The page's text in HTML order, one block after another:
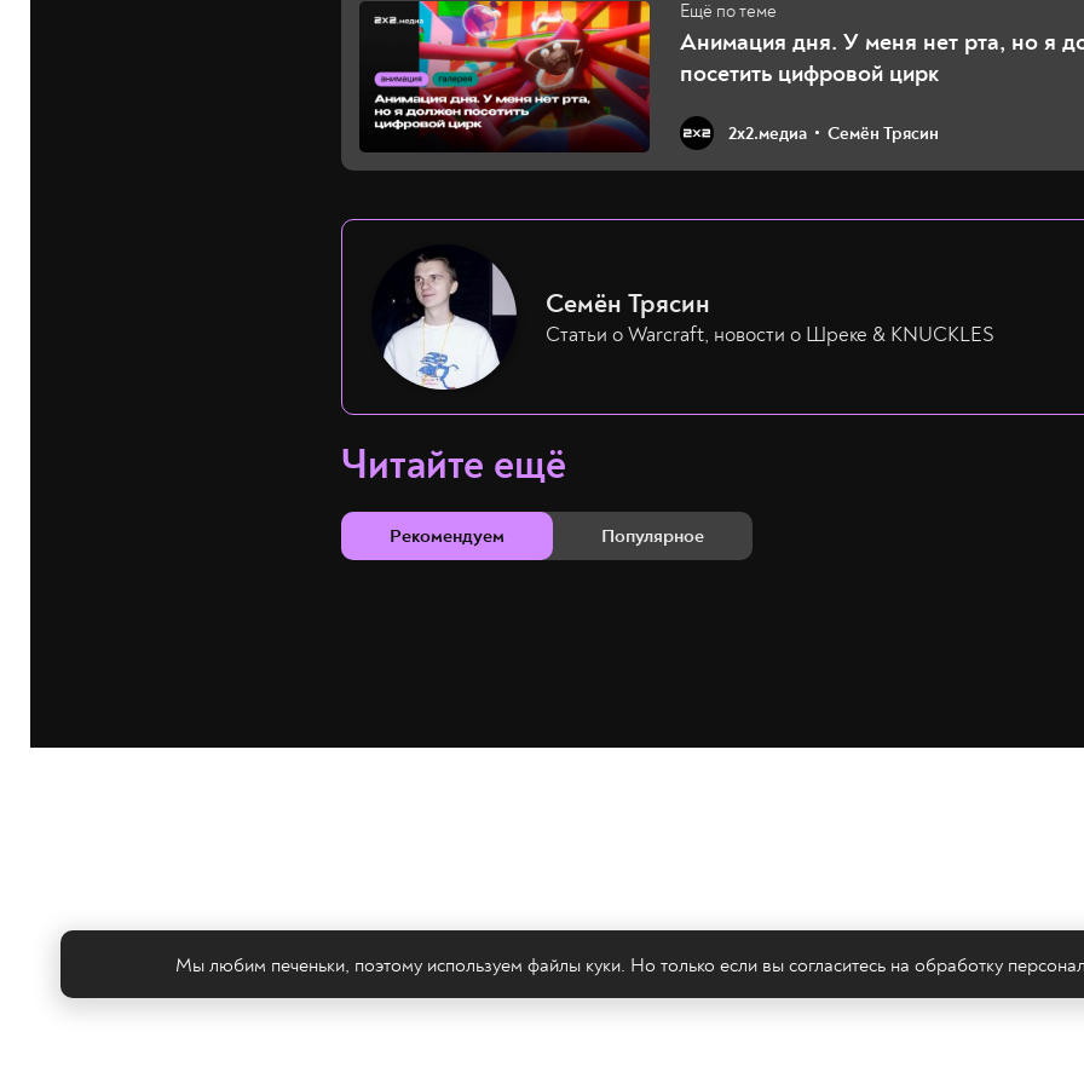
Анимация дня. У меня нет рта, но я
посетить цифровой цирк
2х2.медиа Семён Трясин
Семён Трясин
Статьи о Warcraft, новости о Шреке & KNUCKLES
Читайте ещё
Рекомендуем Популярное
Мы любим печеньки, поэтому используем файлы куки. Но только если вы согласитесь на обработку